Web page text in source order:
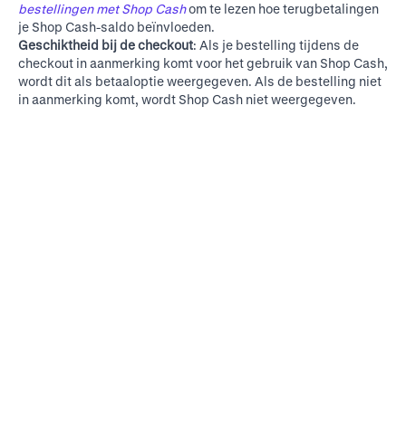
bestellingen met Shop Cashom te lezen hoe terugbetalingen
je Shop Cash-saldo beïnvloeden.
Geschiktheid bij de checkout: Als je bestelling tijdens de
checkout in aanmerking komt voor het gebruik van Shop Cash,
wordt dit als betaaloptie weergegeven. Als de bestelling niet
in aanmerking komt, wordt Shop Cash niet weergegeven.